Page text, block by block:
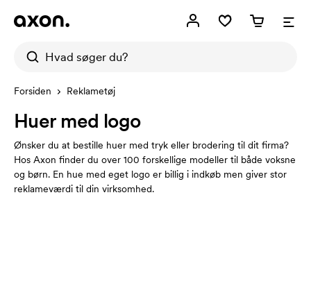
Forsiden Reklametøj
Huer med logo
Ønsker du at bestille huer med tryk eller brodering til dit firma?
Hos Axon finder du over 100 forskellige modeller til både voksne
og børn. En hue med eget logo er billig i indkøb men giver stor
reklameværdi til din virksomhed.